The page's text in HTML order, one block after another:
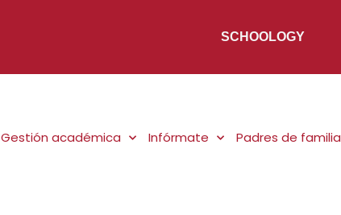
SCHOOLOGY
Gestión académica Infórmate Padres de familia